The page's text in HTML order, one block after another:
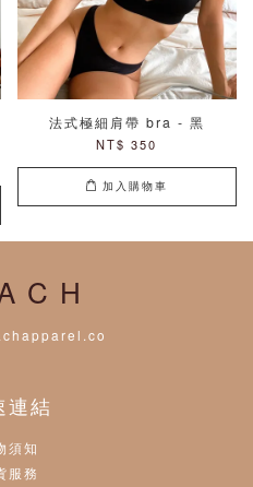
法式極細肩帶 bra - 黑
NT$ 350
加入購物車
C H
連結
須知
服務